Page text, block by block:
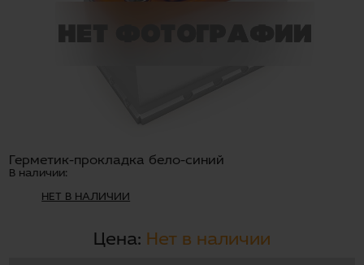
Герметик-прокладка бело-синий
В наличии:
НЕТ В НАЛИЧИИ
Цена: Нет в наличии